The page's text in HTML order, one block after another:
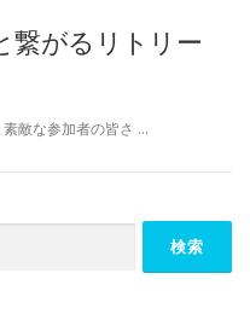
繋がるリトリー
敵な参加者の皆さ …